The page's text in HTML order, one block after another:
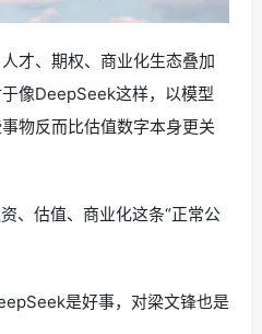
才、期权、商业化生态叠加
像DeepSeek这样，以模型
物反而比估值数字本身更关
、估值、商业化这条“正常公
是好事，对梁文锋也是